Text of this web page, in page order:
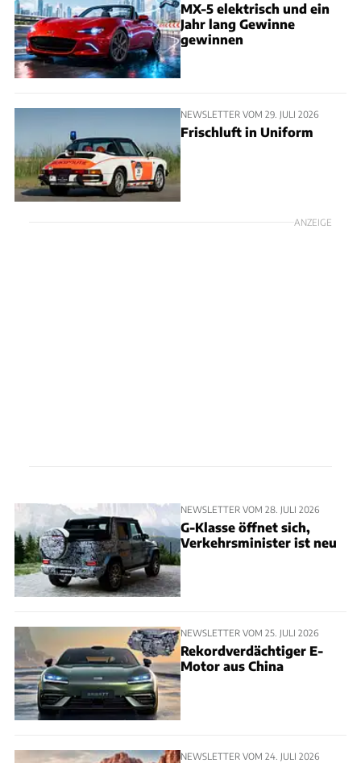
MX-5 elektrisch und ein
Jahr lang Gewinne
gewinnen
NEWSLETTER VOM 29. JULI 2026
Frischluft in Uniform
ANZEIGE
NEWSLETTER VOM 28. JULI 2026
G-Klasse öffnet sich,
Verkehrsminister ist neu
NEWSLETTER VOM 25. JULI 2026
Rekordverdächtiger E-
Motor aus China
NEWSLETTER VOM 24. JULI 2026